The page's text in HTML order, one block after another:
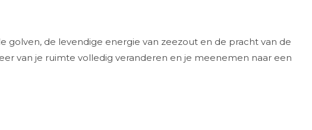
golven, de levendige energie van zeezout en de pracht van de
van je ruimte volledig veranderen en je meenemen naar een